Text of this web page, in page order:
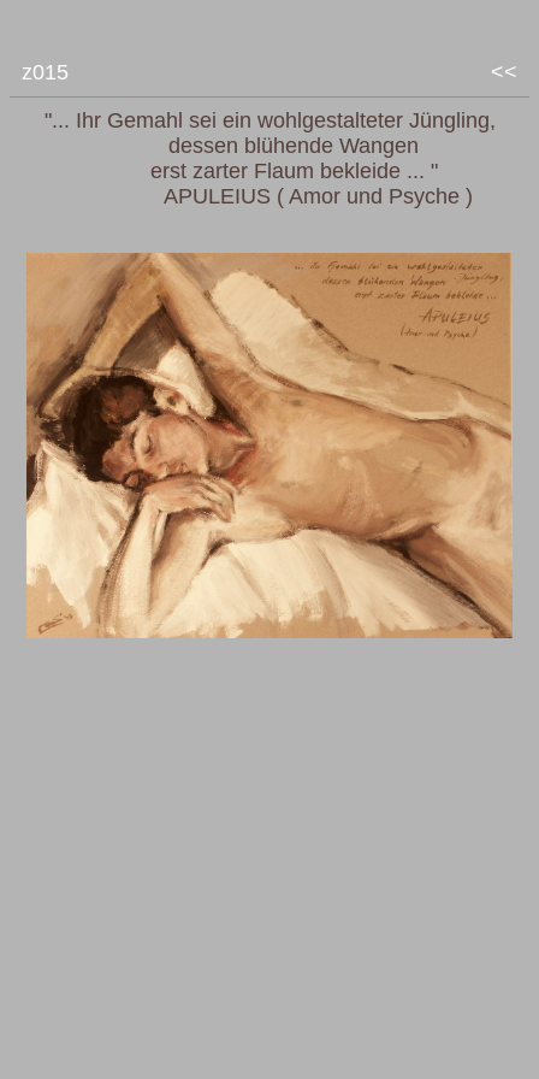
<<
z015
"... Ihr Gemahl sei ein wohlgestalteter Jüngling,
dessen blühende Wangen
erst zarter Flaum bekleide ... "
APULEIUS ( Amor und Psyche )